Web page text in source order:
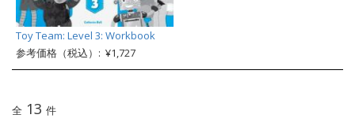
Toy Team: Level 3: Workbook
参考価格（税込）: ¥1,727
全 13 件